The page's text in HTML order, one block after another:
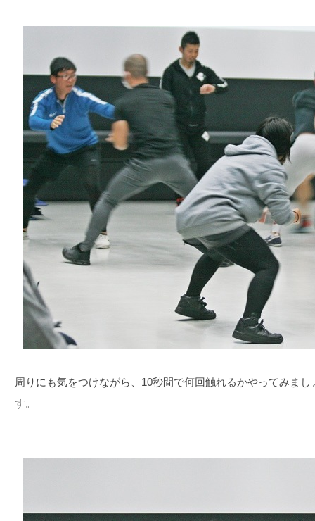
周りにも気をつけながら、10秒間で何回触れるかやってみま
す。